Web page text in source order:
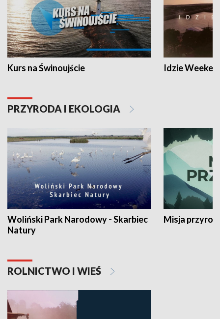
Kurs na Świnoujście Idzie
PRZYRODA I EKOLOGIA
Woliński Park Narodowy - Skarbiec
Natury
Misja
ROLNICTWO I WIEŚ